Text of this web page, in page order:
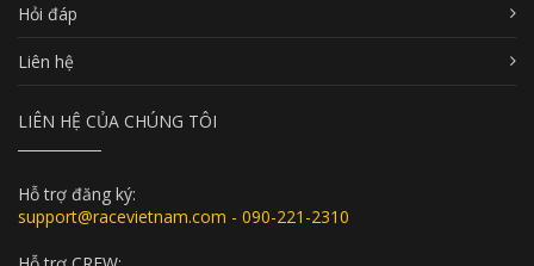
Hỏi đáp
Liên hệ
LIÊN HỆ CỦA CHÚNG TÔI
Hỗ trợ đăng ký:
support@racevietnam.com - 090-221-2310